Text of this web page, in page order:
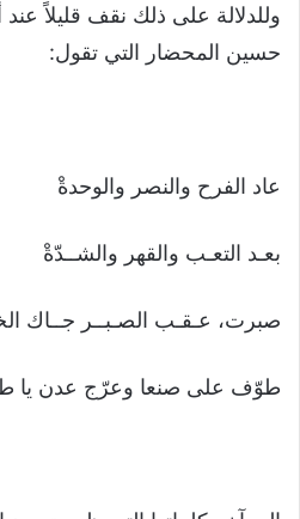
وللدلالة على ذلك نقف قليلاً
حسين المحضار التي تقول:
عاد الفرح والنصر والوحدةْ
بعـد التعـب والقهر والشــدّةْ
صبرت، عـقـب الصـبــر جــاك
طوّف على صنعا وعرّج عدن يا